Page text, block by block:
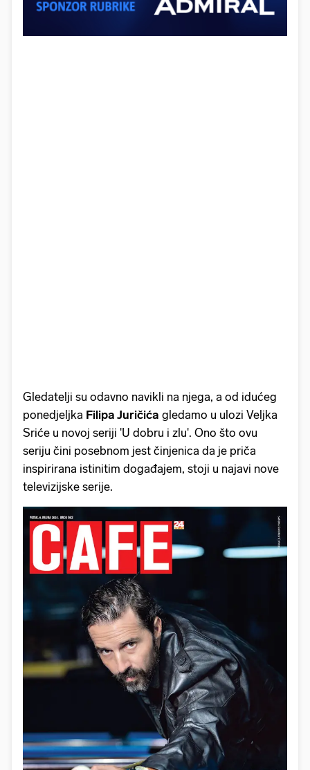
Gledatelji su odavno navikli na njega, a od idućeg
ponedjeljka Filipa Juričića gledamo u ulozi Veljka
Sriće u novoj seriji 'U dobru i zlu'. Ono što ovu
seriju čini posebnom jest činjenica da je priča
inspirirana istinitim događajem, stoji u najavi nove
televizijske serije.